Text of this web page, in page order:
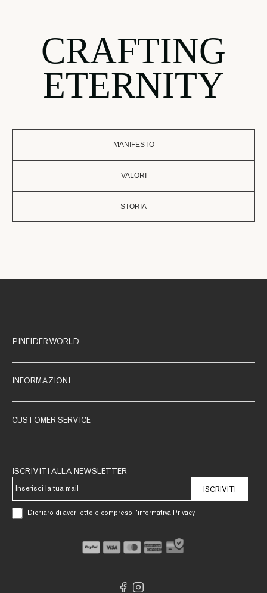
CRAFTING
ETERNITY
MANIFESTO
VALORI
STORIA
PINEIDER WORLD
INFORMAZIONI
CUSTOMER SERVICE
ISCRIVITI ALLA NEWSLETTER
ISCRIVITI
Dichiaro di aver letto e compreso l’informativa Privacy.